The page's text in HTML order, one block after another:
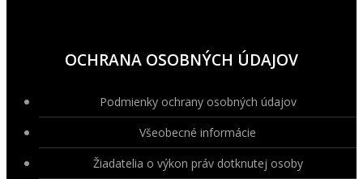
OCHRANA OSOBNÝCH ÚDAJOV
Podmienky ochrany osobných údajov
Všeobecné informácie
Žiadatelia o výkon práv dotknutej osoby